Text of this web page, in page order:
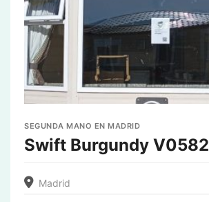
SEGUNDA MANO EN MADRID
Swift Burgundy V0582
Madrid